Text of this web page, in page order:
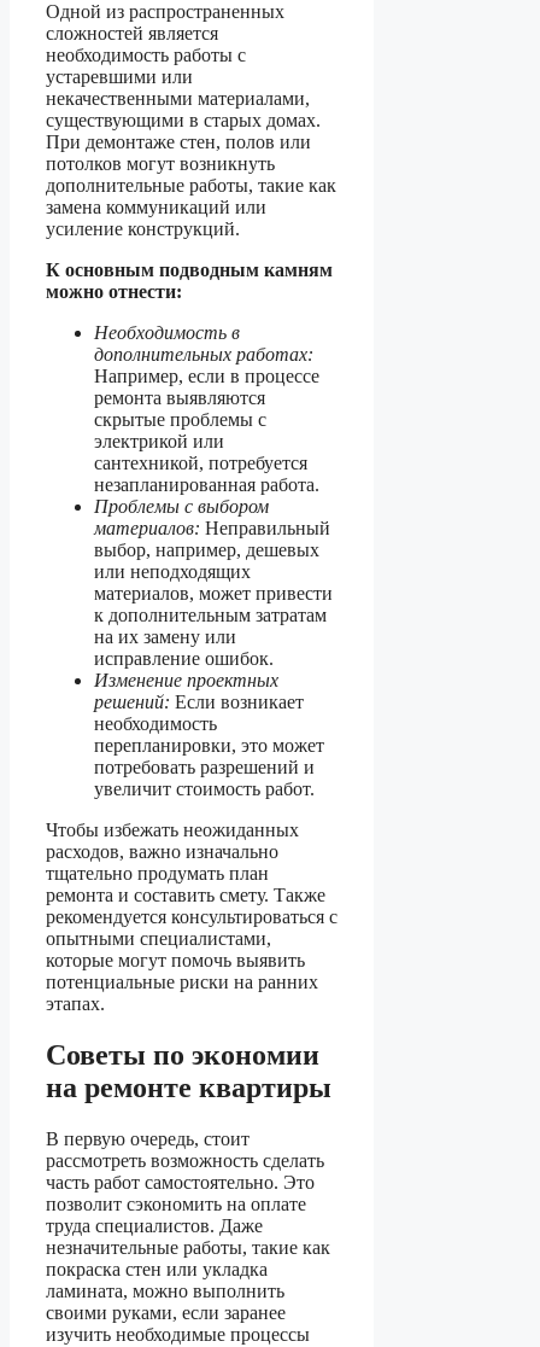
Одной из распространенных
сложностей является
необходимость работы с
устаревшими или
некачественными материалами,
существующими в старых домах.
При демонтаже стен, полов или
потолков могут возникнуть
дополнительные работы, такие как
замена коммуникаций или
усиление конструкций.
К основным подводным камням
можно отнести:
Необходимость в
дополнительных работах:
Например, если в процессе
ремонта выявляются
скрытые проблемы с
электрикой или
сантехникой, потребуется
незапланированная работа.
Проблемы с выбором
материалов: Неправильный
выбор, например, дешевых
или неподходящих
материалов, может привести
к дополнительным затратам
на их замену или
исправление ошибок.
Изменение проектных
решений: Если возникает
необходимость
перепланировки, это может
потребовать разрешений и
увеличит стоимость работ.
Чтобы избежать неожиданных
расходов, важно изначально
тщательно продумать план
ремонта и составить смету. Также
рекомендуется консультироваться с
опытными специалистами,
которые могут помочь выявить
потенциальные риски на ранних
этапах.
Советы по экономии
на ремонте квартиры
В первую очередь, стоит
рассмотреть возможность сделать
часть работ самостоятельно. Это
позволит сэкономить на оплате
труда специалистов. Даже
незначительные работы, такие как
покраска стен или укладка
ламината, можно выполнить
своими руками, если заранее
изучить необходимые процессы